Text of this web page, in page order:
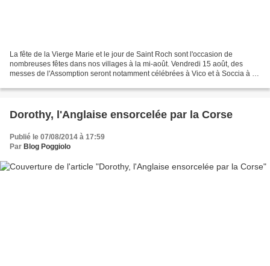
La fête de la Vierge Marie et le jour de Saint Roch sont l'occasion de
nombreuses fêtes dans nos villages à la mi-août. Vendredi 15 août, des
messes de l'Assomption seront notamment célébrées à Vico et à Soccia à 11
Dorothy, l'Anglaise ensorcelée par la Corse
Publié le 07/08/2014 à 17:59
Par Blog Poggiolo